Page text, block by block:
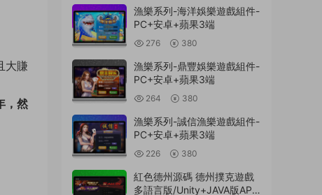
大賺
，然
漁樂系列-海洋娛樂遊戲組件-
PC+安卓+蘋果3端
276 380
漁樂系列-鼎豐娛樂遊戲組件-
PC+安卓+蘋果3端
264 380
漁樂系列-誠信漁樂遊戲組件-
PC+安卓+蘋果3端
226 380
紅色德州源碼 德州撲克遊戲
多語言版/Unity+JAVA版APP